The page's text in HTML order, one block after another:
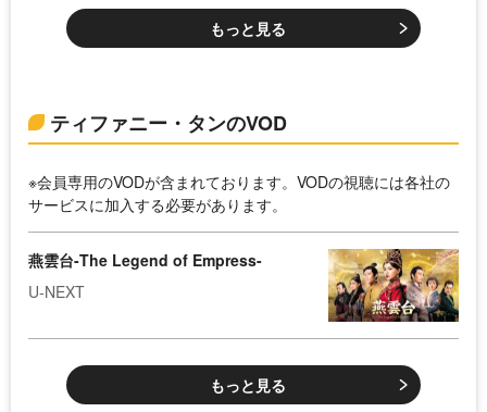
もっと見る
ティファニー・タンのVOD
※会員専用のVODが含まれております。VODの視聴には各社の
サービスに加入する必要があります。
燕雲台-The Legend of Empress-
U-NEXT
もっと見る